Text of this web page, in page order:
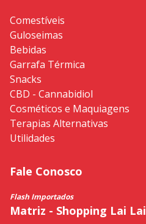
Comestíveis
Guloseimas
Bebidas
Garrafa Térmica
Snacks
CBD - Cannabidiol
Cosméticos e Maquiagens
Terapias Alternativas
Utilidades
Fale Conosco
Flash Importados
Matriz - Shopping Lai Lai